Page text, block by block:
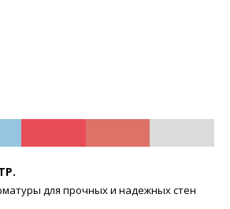
для прочных и надежных стен